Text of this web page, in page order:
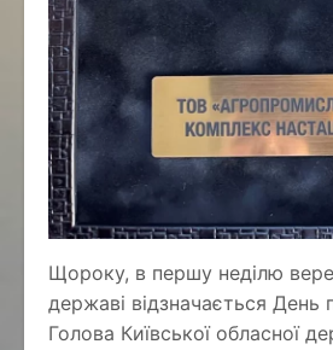
Щороку, в першу неділю
державі відзначається День
Голова Київської обласної